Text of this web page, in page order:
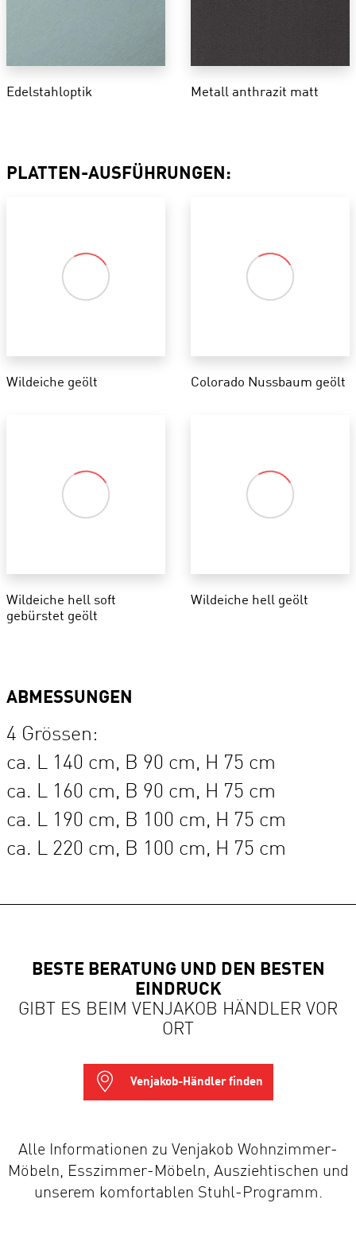
Edelstahloptik Metall anthrazit matt
PLATTEN-AUSFÜHRUNGEN:
Wildeiche geölt Colorado Nussbaum geölt
Wildeiche hell soft
gebürstet geölt
Wildeiche hell geölt
ABMESSUNGEN
4 Grössen:
ca. L 140 cm, B 90 cm, H 75 cm
ca. L 160 cm, B 90 cm, H 75 cm
ca. L 190 cm, B 100 cm, H 75 cm
ca. L 220 cm, B 100 cm, H 75 cm
BESTE BERATUNG UND DEN BESTEN
EINDRUCK
GIBT ES BEIM VENJAKOB HÄNDLER VOR
ORT
Venjakob-Händler finden
Alle Informationen zu Venjakob Wohnzimmer-
Möbeln, Esszimmer-Möbeln, Ausziehtischen und
unserem komfortablen Stuhl-Programm.